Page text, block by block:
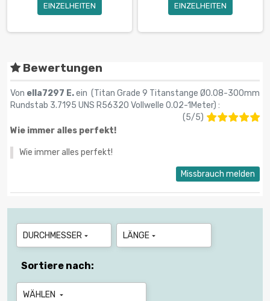
EINZELHEITEN EINZELHEITEN
Bewertungen
Von ella7297 E.ein (Titan Grade 9 Titanstange Ø0.08-300mm
Rundstab 3.7195 UNS R56320 Vollwelle 0.02-1Meter) :
(5/5)
Wie immer alles perfekt!
Wie immer alles perfekt!
Missbrauch melden
DURCHMESSER  LÄNGE 
Sortiere nach:
WÄHLEN 